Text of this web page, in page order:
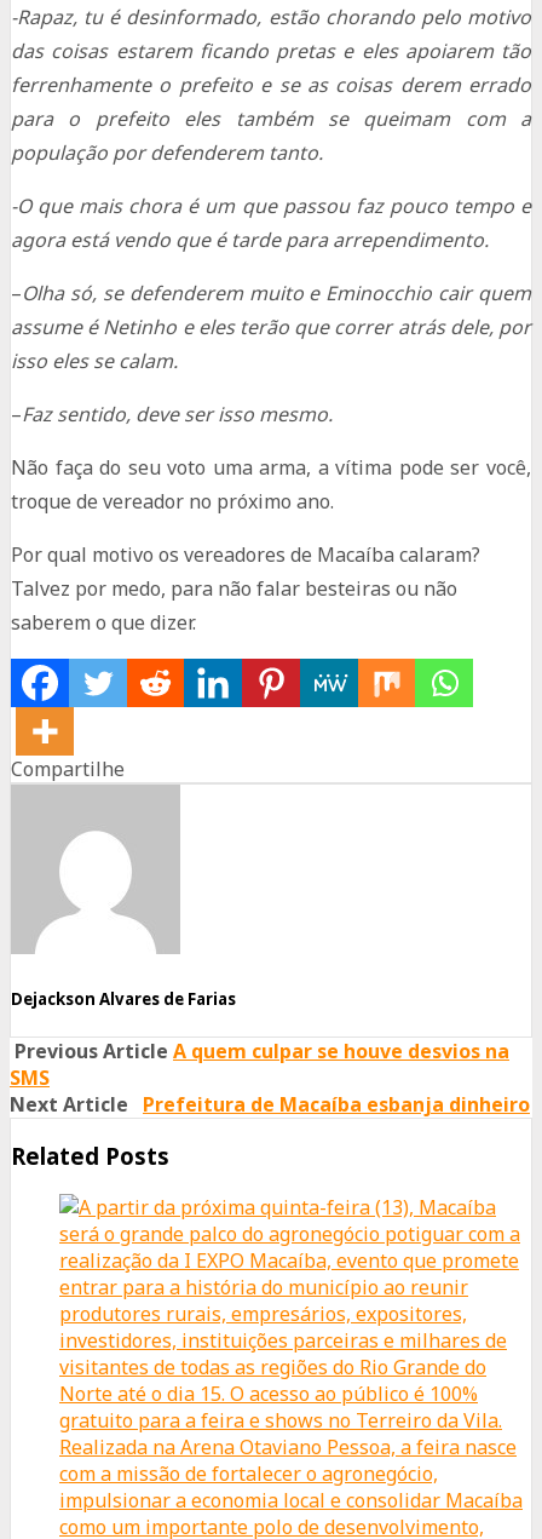
-Rapaz, tu é desinformado, estão chorando pelo motivo
das coisas estarem ficando pretas e eles apoiarem tão
ferrenhamente o prefeito e se as coisas derem errado
para o prefeito eles também se queimam com a
população por defenderem tanto.
-O que mais chora é um que passou faz pouco tempo e
agora está vendo que é tarde para arrependimento.
–Olha só, se defenderem muito e Eminocchio cair quem
assume é Netinho e eles terão que correr atrás dele, por
isso eles se calam.
–Faz sentido, deve ser isso mesmo.
Não faça do seu voto uma arma, a vítima pode ser você,
troque de vereador no próximo ano.
Por qual motivo os vereadores de Macaíba calaram?
Talvez por medo, para não falar besteiras ou não
saberem o que dizer.
Compartilhe
Facebook
Twitter
Whatsapp
Dejackson Alvares de Farias
Previous Article A quem culpar se houve desvios na
SMS
Next Article
Prefeitura de Macaíba esbanja dinheiro
Related Posts